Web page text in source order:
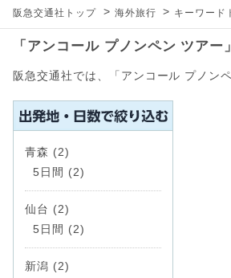
阪急交通社トップ > 海外旅行 > キーワード
「アンコール プノンペン ツア
阪急交通社では、「アンコール プノン
青森 (2)
5日間 (2)
仙台 (2)
5日間 (2)
新潟 (2)